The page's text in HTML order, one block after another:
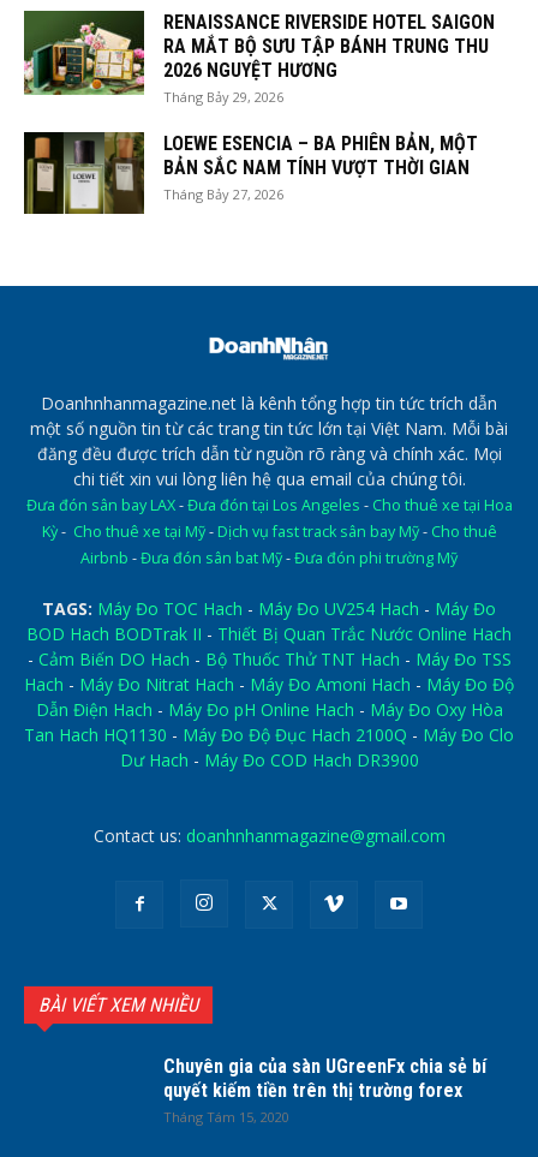
RENAISSANCE RIVERSIDE HOTEL SAIGON
RA MẮT BỘ SƯU TẬP BÁNH TRUNG THU
2026 NGUYỆT HƯƠNG
Tháng Bảy 29, 2026
LOEWE ESENCIA – BA PHIÊN BẢN, MỘT
BẢN SẮC NAM TÍNH VƯỢT THỜI GIAN
Tháng Bảy 27, 2026
Doanhnhanmagazine.net là kênh tổng hợp tin tức trích dẫn
một số nguồn tin từ các trang tin tức lớn tại Việt Nam. Mỗi bài
đăng đều được trích dẫn từ nguồn rõ ràng và chính xác. Mọi
chi tiết xin vui lòng liên hệ qua email của chúng tôi.
Đưa đón sân bay LAX-Đưa đón tại Los Angeles - Cho thuê xe tại Hoa
Kỳ- Cho thuê xe tại Mỹ- Dịch vụ fast track sân bay Mỹ- Cho thuê
Airbnb -Đưa đón sân bat Mỹ-Đưa đón phi trường Mỹ
TAGS: Máy Đo TOC Hach - Máy Đo UV254 Hach - Máy Đo
BOD Hach BODTrak II - Thiết Bị Quan Trắc Nước Online Hach
- Cảm Biến DO Hach - Bộ Thuốc Thử TNT Hach - Máy Đo TSS
Hach - Máy Đo Nitrat Hach - Máy Đo Amoni Hach - Máy Đo Độ
Dẫn Điện Hach - Máy Đo pH Online Hach - Máy Đo Oxy Hòa
Tan Hach HQ1130 - Máy Đo Độ Đục Hach 2100Q - Máy Đo Clo
Dư Hach - Máy Đo COD Hach DR3900
Contact us: doanhnhanmagazine@gmail.com
BÀI VIẾT XEM NHIỀU
Chuyên gia của sàn UGreenFx chia sẻ bí
quyết kiếm tiền trên thị trường forex
Tháng Tám 15, 2020